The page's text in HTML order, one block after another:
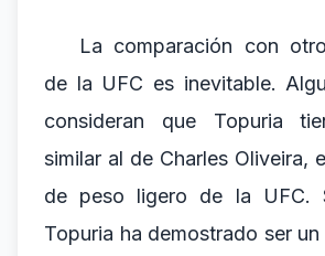
La comparación con
de la UFC es inevitable.
consideran que Topuria
similar al de Charles Oliveira,
de peso ligero de la UFC.
Topuria ha demostrado ser